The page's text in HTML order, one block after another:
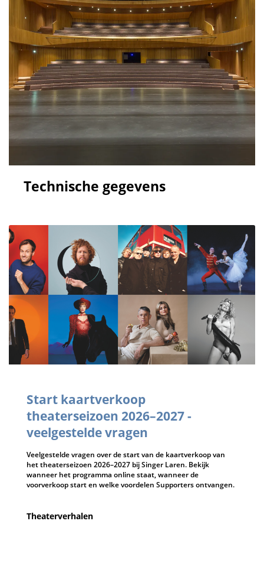
Technische gegevens
Start kaartverkoop
theaterseizoen 2026–2027 -
veelgestelde vragen
Veelgestelde vragen over de start van de kaartverkoop van
het theaterseizoen 2026–2027 bij Singer Laren. Bekijk
wanneer het programma online staat, wanneer de
voorverkoop start en welke voordelen Supporters ontvangen.
Theaterverhalen